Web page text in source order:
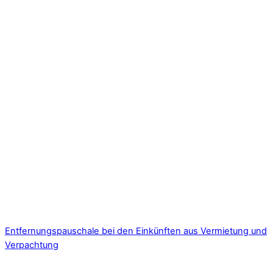
Entfernungspauschale bei den Einkünften aus Vermietung und
Verpachtung